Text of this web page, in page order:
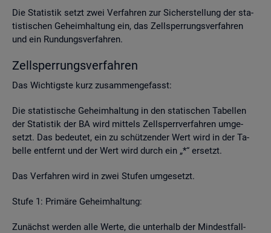
Die Sta­tis­tik setzt zwei Ver­fah­ren zur Si­cher­stel­lung der sta­
tis­ti­schen Ge­heim­hal­tung ein, das Zell­sper­rungs­ver­fah­ren
und ein Run­dungs­ver­fah­ren.
Zell­sper­rungs­ver­fah­ren
Das Wich­tigs­te kurz zu­sam­men­ge­fasst:
Die sta­tis­ti­sche Ge­heim­hal­tung in den sta­ti­schen Ta­bel­len
der Sta­tis­tik der BA wird mit­tels Zell­sperr­ver­fah­ren um­ge­
setzt. Das be­deu­tet, ein zu schüt­zen­der Wert wird in der Ta­
bel­le ent­fernt und der Wert wird durch ein „*“ er­setzt.
Das Ver­fah­ren wird in zwei Stu­fen um­ge­setzt.
Stufe 1: Pri­mä­re Ge­heim­hal­tung:
Zu­nächst wer­den alle Werte, die un­ter­halb der Min­dest­fall­